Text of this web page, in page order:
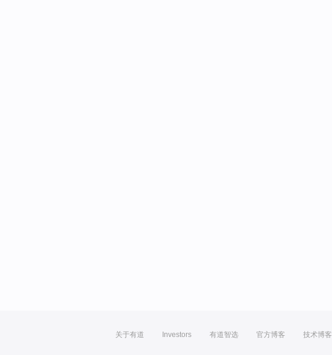
关于有道 Investors 有道智选 官方博客 技术博客